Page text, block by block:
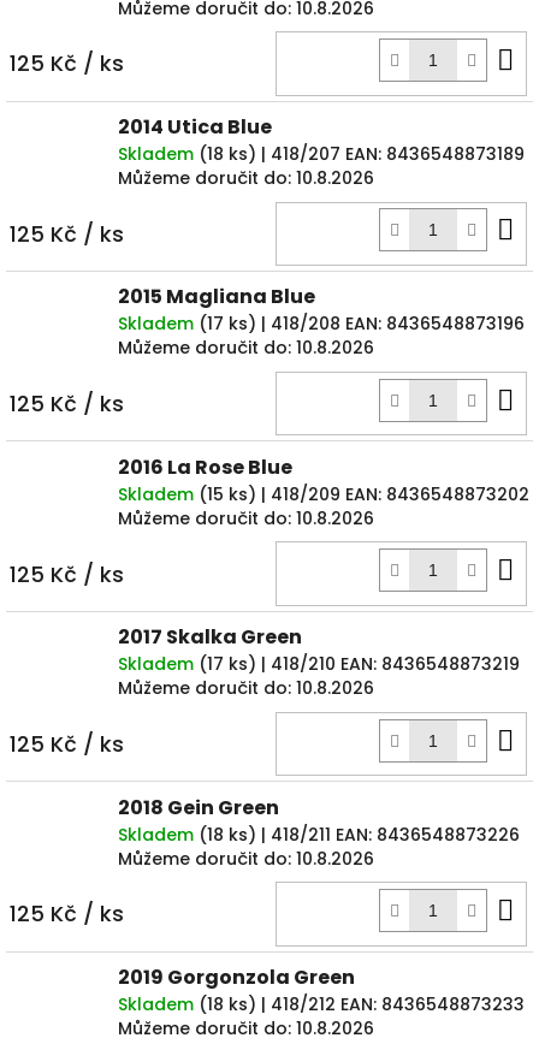
Můžeme doručit do: 10.8.2026
125 Kč / ks
2014 Utica Blue
Skladem (18 ks) | 418/207 EAN: 8436548873189
Můžeme doručit do: 10.8.2026
125 Kč / ks
2015 Magliana Blue
Skladem (17 ks) | 418/208 EAN: 8436548873196
Můžeme doručit do: 10.8.2026
125 Kč / ks
2016 La Rose Blue
Skladem (15 ks) | 418/209 EAN: 8436548873202
Můžeme doručit do: 10.8.2026
125 Kč / ks
2017 Skalka Green
Skladem (17 ks) | 418/210 EAN: 8436548873219
Můžeme doručit do: 10.8.2026
125 Kč / ks
2018 Gein Green
Skladem (18 ks) | 418/211 EAN: 8436548873226
Můžeme doručit do: 10.8.2026
125 Kč / ks
2019 Gorgonzola Green
Skladem (18 ks) | 418/212 EAN: 8436548873233
Můžeme doručit do: 10.8.2026